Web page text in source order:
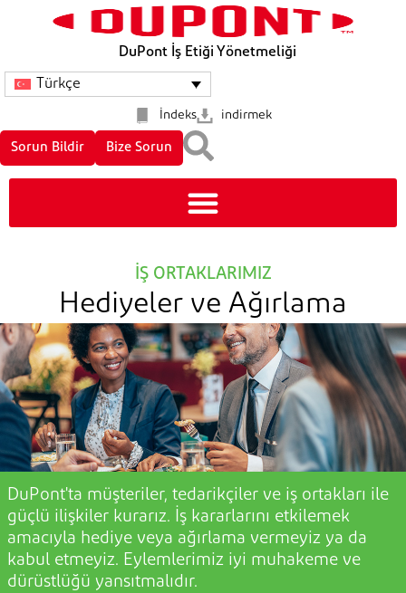
DuPont İş Etiği Yönetmeliği
Türkçe
İndeks indirmek
Sorun Bildir Bize Sorun
İŞ ORTAKLARIMIZ
Hediyeler ve Ağırlama
DuPont'ta müşteriler, tedarikçiler ve iş ortakları ile
güçlü ilişkiler kurarız. İş kararlarını etkilemek
amacıyla hediye veya ağırlama vermeyiz ya da
kabul etmeyiz. Eylemlerimiz iyi muhakeme ve
dürüstlüğü yansıtmalıdır.